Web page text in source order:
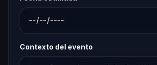
Contexto del evento